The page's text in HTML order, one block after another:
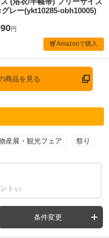
レー(ykt10285-obh10005)
円
Amazonで購入
商品を見る
産展・観光フェア 祭り
ト など
条件変更